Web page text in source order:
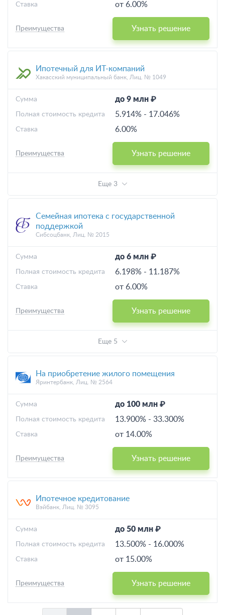
от 6.00%
Ставка
Узнать решение
Преимущества
Ипотечный для ИТ-компаний
Хакасский муниципальный банк, Лиц. № 1049
до 9 млн ₽
Cумма
5.914% - 17.046%
Полная стоимость кредита
6.00%
Ставка
Узнать решение
Преимущества
Еще 3
Семейная ипотека с государственной
поддержкой
Сибсоцбанк, Лиц. № 2015
до 6 млн ₽
Cумма
6.198% - 11.187%
Полная стоимость кредита
от 6.00%
Ставка
Узнать решение
Преимущества
Еще 5
На приобретение жилого помещения
Яринтербанк, Лиц. № 2564
до 100 млн ₽
Cумма
13.900% - 33.300%
Полная стоимость кредита
от 14.00%
Ставка
Узнать решение
Преимущества
Ипотечное кредитование
Вэйбанк, Лиц. № 3095
до 50 млн ₽
Cумма
13.500% - 16.000%
Полная стоимость кредита
от 15.00%
Ставка
Узнать решение
Преимущества